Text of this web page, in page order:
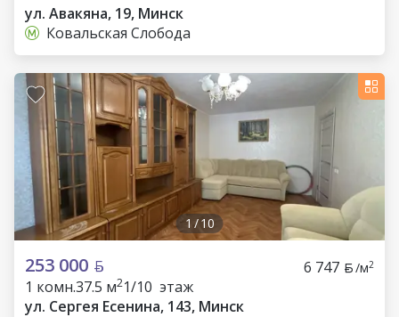
ул. Авакяна, 19, Минск
Ковальская Слобода
1 /10
253 000 6 747 /м2
1 комн.37.5 м21/10 этаж
ул. Сергея Есенина, 143, Минск